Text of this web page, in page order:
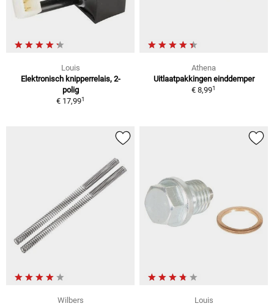
Louis
Elektronisch knipperrelais, 2-
polig
€ 17,991
Athena
Uitlaatpakkingen einddemper
€ 8,991
Wilbers
Louis